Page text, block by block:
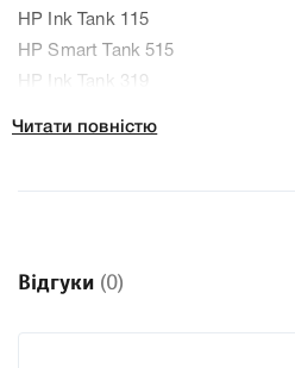
HP Ink Tank 115
HP Smart Tank 515
HP Ink Tank 319
Колір Кольоровий
Тип картриджа Оригінал
Читати повністю
Відгуки (0)